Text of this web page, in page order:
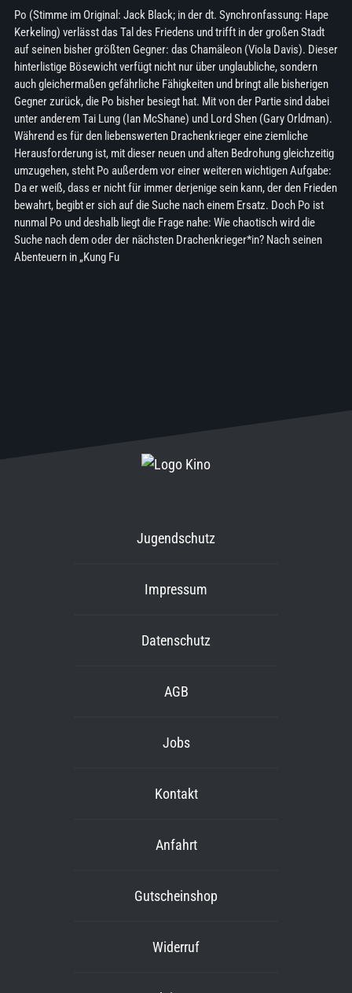
Po (Stimme im Original: Jack Black; in der dt. Synchronfassung: Hape
Kerkeling) verlässt das Tal des Friedens und trifft in der großen Stadt
auf seinen bisher größten Gegner: das Chamäleon (Viola Davis). Dieser
hinterlistige Bösewicht verfügt nicht nur über unglaubliche, sondern
auch gleichermaßen gefährliche Fähigkeiten und bringt alle bisherigen
Gegner zurück, die Po bisher besiegt hat. Mit von der Partie sind dabei
unter anderem Tai Lung (Ian McShane) und Lord Shen (Gary Orldman).
Während es für den liebenswerten Drachenkrieger eine ziemliche
Herausforderung ist, mit dieser neuen und alten Bedrohung gleichzeitig
umzugehen, steht Po außerdem vor einer weiteren wichtigen Aufgabe:
Da er weiß, dass er nicht für immer derjenige sein kann, der den Frieden
bewahrt, begibt er sich auf die Suche nach einem Ersatz. Doch Po ist
nunmal Po und deshalb liegt die Frage nahe: Wie chaotisch wird die
Suche nach dem oder der nächsten Drachenkrieger*in? Nach seinen
Abenteuern in „Kung Fu
Jugendschutz
Impressum
Datenschutz
AGB
Jobs
Kontakt
Anfahrt
Gutscheinshop
Widerruf